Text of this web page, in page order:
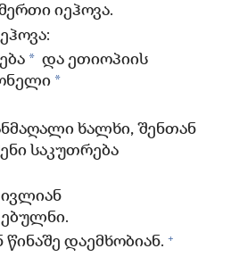
იეჰოვა.
* და ეთიოპიის
*
ხალხი, შენთან
საკუთრება
ივლიან
დაემხობიან. +